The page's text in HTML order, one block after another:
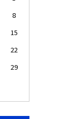
8
15
22
29